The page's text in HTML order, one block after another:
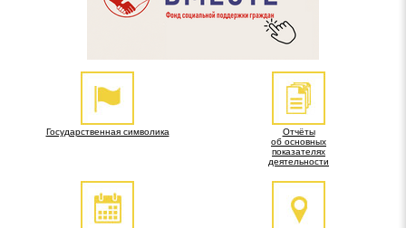
Государственная символика
Отчёты
об основных
показателях
деятельности